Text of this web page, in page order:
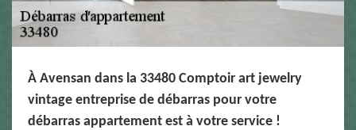
À Avensan dans la 33480 Comptoir art jewelry
vintage entreprise de débarras pour votre
débarras appartement est à votre service !